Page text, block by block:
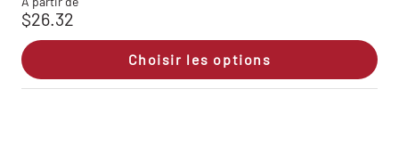
$26.32
Choisir les options